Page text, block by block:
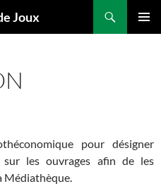
Joux
pour désigner
sur les ouvrages afin de les
Médiathèque.